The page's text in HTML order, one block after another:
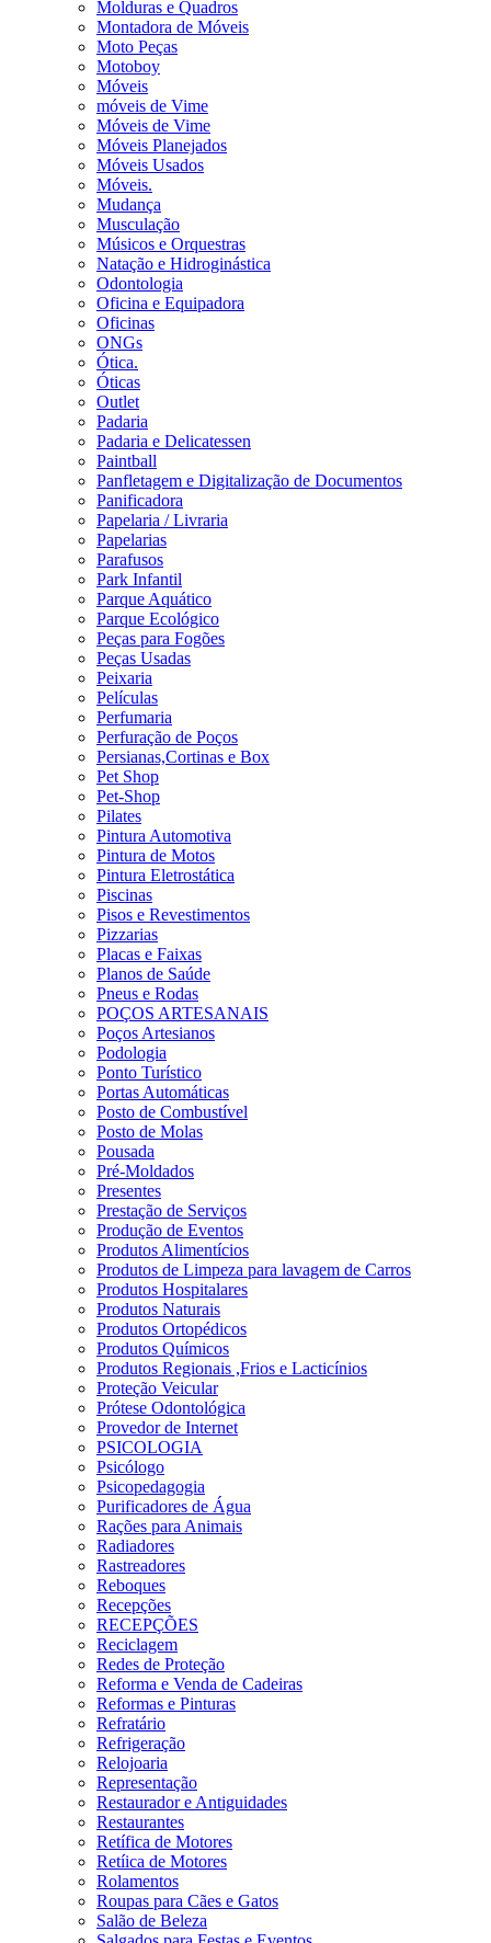
Molduras e Quadros
Montadora de Móveis
Moto Peças
Motoboy
Móveis
móveis de Vime
Móveis de Vime
Móveis Planejados
Móveis Usados
Móveis.
Mudança
Musculação
Músicos e Orquestras
Natação e Hidroginástica
Odontologia
Oficina e Equipadora
Oficinas
ONGs
Ótica.
Óticas
Outlet
Padaria
Padaria e Delicatessen
Paintball
Panfletagem e Digitalização de Documentos
Panificadora
Papelaria / Livraria
Papelarias
Parafusos
Park Infantil
Parque Aquático
Parque Ecológico
Peças para Fogões
Peças Usadas
Peixaria
Películas
Perfumaria
Perfuração de Poços
Persianas,Cortinas e Box
Pet Shop
Pet-Shop
Pilates
Pintura Automotiva
Pintura de Motos
Pintura Eletrostática
Piscinas
Pisos e Revestimentos
Pizzarias
Placas e Faixas
Planos de Saúde
Pneus e Rodas
POÇOS ARTESANAIS
Poços Artesianos
Podologia
Ponto Turístico
Portas Automáticas
Posto de Combustível
Posto de Molas
Pousada
Pré-Moldados
Presentes
Prestação de Serviços
Produção de Eventos
Produtos Alimentícios
Produtos de Limpeza para lavagem de Carros
Produtos Hospitalares
Produtos Naturais
Produtos Ortopédicos
Produtos Químicos
Produtos Regionais ,Frios e Lacticínios
Proteção Veicular
Prótese Odontológica
Provedor de Internet
PSICOLOGIA
Psicólogo
Psicopedagogia
Purificadores de Água
Rações para Animais
Radiadores
Rastreadores
Reboques
Recepções
RECEPÇÕES
Reciclagem
Redes de Proteção
Reforma e Venda de Cadeiras
Reformas e Pinturas
Refratário
Refrigeração
Relojoaria
Representação
Restaurador e Antiguidades
Restaurantes
Retífica de Motores
Retíica de Motores
Rolamentos
Roupas para Cães e Gatos
Salão de Beleza